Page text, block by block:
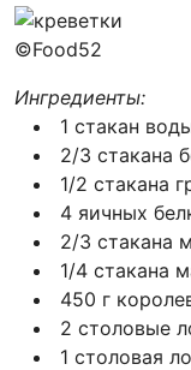
©Food52
Ингредиенты:
1 стакан
2/3 стакана
1/2 стакана
4 яичных
2/3 стакана
1/4 стакана
450 г
2 столовые
1 столовая